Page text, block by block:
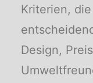
Kriterien,
Design,